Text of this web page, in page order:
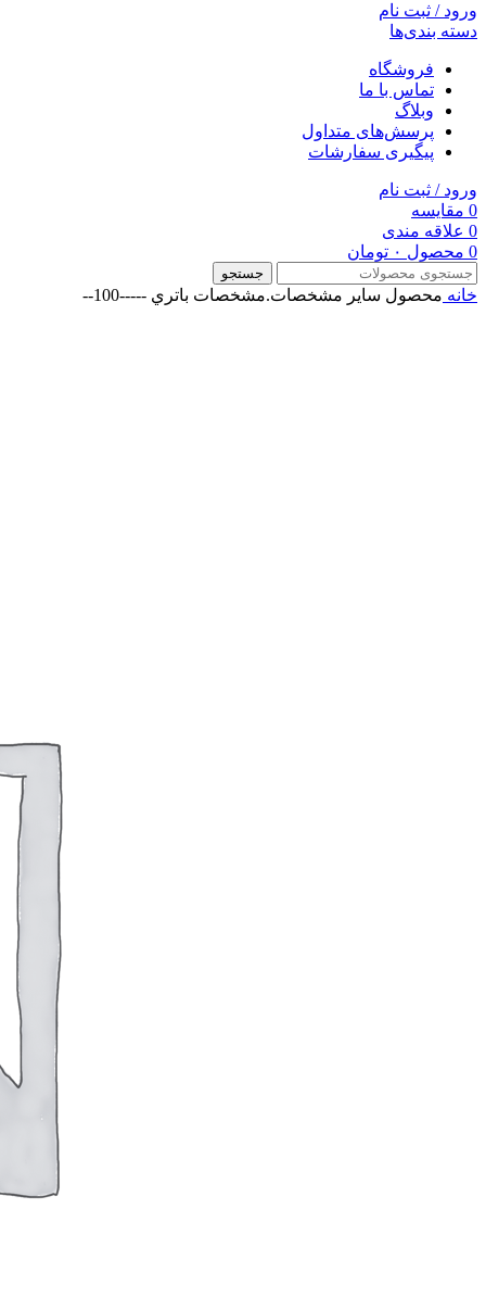
ورود / ثبت نام
دسته بندی‌ها
فروشگاه
تماس با ما
وبلاگ
پرسش‌های متداول
پیگیری سفارشات
ورود / ثبت نام
0 مقایسه
0 علاقه مندی
0 محصول ۰ تومان
جستجو
خانه محصول ساير مشخصات.مشخصات باتري -----100--